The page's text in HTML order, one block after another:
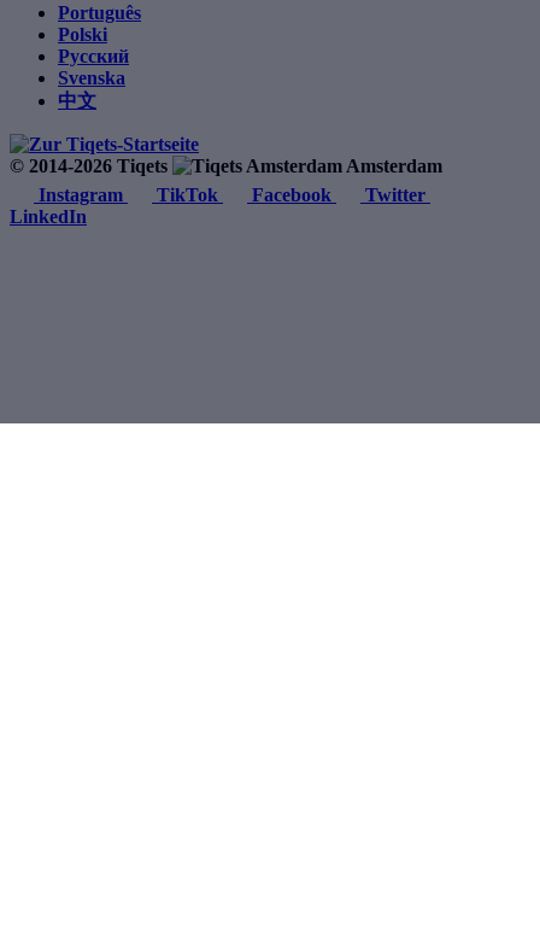
Português
Polski
Русский
Svenska
中文
© 2014-2026 Tiqets
Amsterdam
Instagram
TikTok Facebook
Twitter
LinkedIn